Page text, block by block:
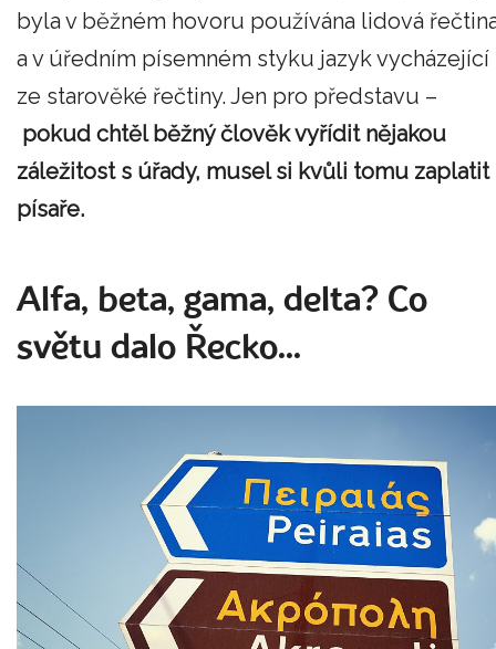
byla v běžném hovoru používána lidová
a v úředním písemném styku jazyk vycházející
ze starověké řečtiny. Jen pro představu –
pokud chtěl běžný člověk vyřídit nějakou
záležitost s úřady, musel si kvůli tomu zaplatit
písaře.
Alfa, beta, gama, delta? Co
světu dalo Řecko...